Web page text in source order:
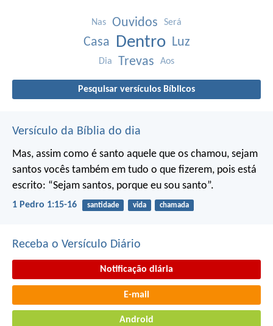
Nas Ouvidos Será
Casa Dentro Luz
Dia Trevas Aos
Pesquisar versículos Bíblicos
Versículo da Bíblia do dia
Mas, assim como é santo aquele que os chamou, sejam
santos vocês também em tudo o que fizerem, pois está
escrito: “Sejam santos, porque eu sou santo”.
1 Pedro 1:15-16 santidade vida chamada
Receba o Versículo Diário
Notificação diária
E-mail
Android